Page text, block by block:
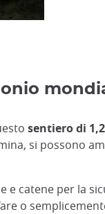
sentiero di
si possono
catene per la
o